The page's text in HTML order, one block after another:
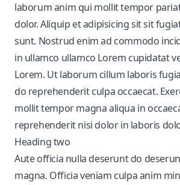
laborum anim qui mollit tempor
dolor. Aliquip et adipisicing sit sit
sunt. Nostrud enim ad commodo
in ullamco ullamco Lorem cupidatat
Lorem. Ut laborum cillum laboris
do reprehenderit culpa occaecat.
mollit tempor magna aliqua in
reprehenderit nisi dolor in laboris
Heading two
Aute officia nulla deserunt do
magna. Officia veniam culpa anim